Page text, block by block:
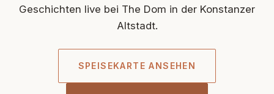
Geschichten live bei The Dom in der Konstanzer
Altstadt.
SPEISEKARTE ANSEHEN